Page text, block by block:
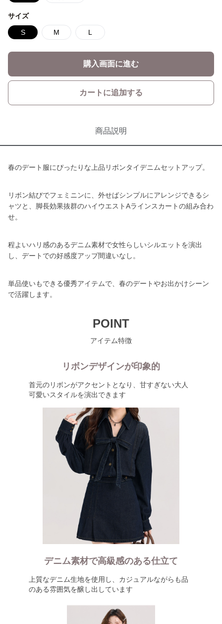
サイズ
S M L
購入画面に進む
カートに追加する
商品説明
春のデート服にぴったりな上品リボンタイデニムセットアップ。
リボン結びでフェミニンに、外せばシンプルにアレンジできるシ
ャツと、脚長効果抜群のハイウエストAラインスカートの組み合わ
せ。
程よいハリ感のあるデニム素材で女性らしいシルエットを演出
し、デートでの好感度アップ間違いなし。
単品使いもできる優秀アイテムで、春のデートやお出かけシーン
で活躍します。
POINT
アイテム特徴
リボンデザインが印象的
首元のリボンがアクセントとなり、甘すぎない大人
可愛いスタイルを演出できます
デニム素材で高級感のある仕立て
上質なデニム生地を使用し、カジュアルながらも品
のある雰囲気を醸し出しています